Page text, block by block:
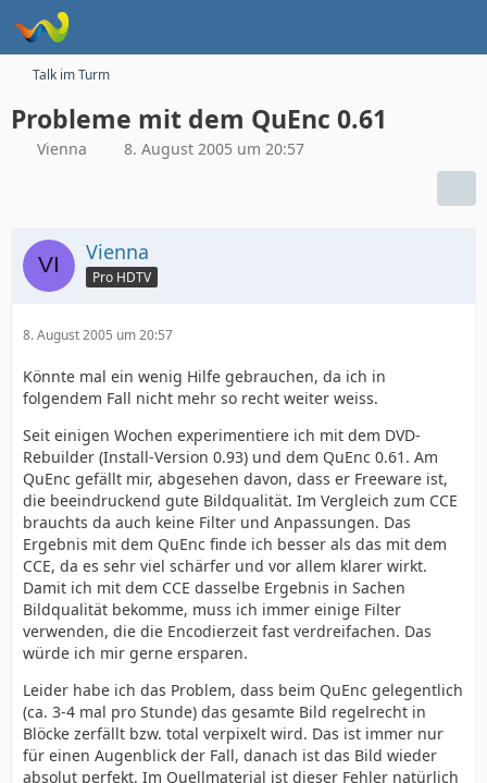
Talk im Turm
Probleme mit dem QuEnc 0.61
Vienna 8. August 2005 um 20:57
Vienna
Pro HDTV
8. August 2005 um 20:57
Könnte mal ein wenig Hilfe gebrauchen, da ich in
folgendem Fall nicht mehr so recht weiter weiss.
Seit einigen Wochen experimentiere ich mit dem DVD-
Rebuilder (Install-Version 0.93) und dem QuEnc 0.61. Am
QuEnc gefällt mir, abgesehen davon, dass er Freeware ist,
die beeindruckend gute Bildqualität. Im Vergleich zum CCE
brauchts da auch keine Filter und Anpassungen. Das
Ergebnis mit dem QuEnc finde ich besser als das mit dem
CCE, da es sehr viel schärfer und vor allem klarer wirkt.
Damit ich mit dem CCE dasselbe Ergebnis in Sachen
Bildqualität bekomme, muss ich immer einige Filter
verwenden, die die Encodierzeit fast verdreifachen. Das
würde ich mir gerne ersparen.
Leider habe ich das Problem, dass beim QuEnc gelegentlich
(ca. 3-4 mal pro Stunde) das gesamte Bild regelrecht in
Blöcke zerfällt bzw. total verpixelt wird. Das ist immer nur
für einen Augenblick der Fall, danach ist das Bild wieder
absolut perfekt. Im Quellmaterial ist dieser Fehler natürlich